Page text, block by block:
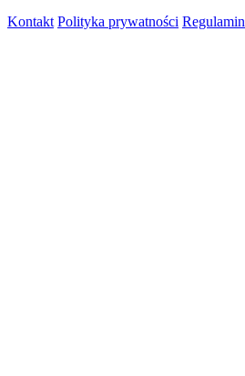
Kontakt Polityka prywatności Regulamin